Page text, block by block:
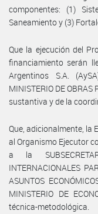
componentes: (1)
Saneamiento y (3)
Que la ejecución del
financiamiento serán
Argentinos S.A.
MINISTERIO DE
sustantiva y de la
Que, adicionalmente, la
al Organismo Ejecutor
a la
INTERNACIONALES
ASUNTOS
MINISTERIO DE
técnica-metodológica.